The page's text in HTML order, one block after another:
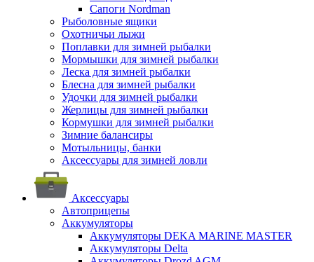
Сапоги Nordman
Рыболовные ящики
Охотничьи лыжи
Поплавки для зимней рыбалки
Мормышки для зимней рыбалки
Леска для зимней рыбалки
Блесна для зимней рыбалки
Удочки для зимней рыбалки
Жерлицы для зимней рыбалки
Кормушки для зимней рыбалки
Зимние балансиры
Мотыльницы, банки
Аксессуары для зимней ловли
Аксессуары
Автоприцепы
Аккумуляторы
Аккумуляторы DEKA MARINE MASTER
Аккумуляторы Delta